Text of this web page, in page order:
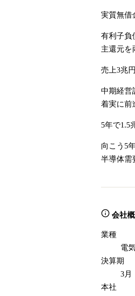
実質無借
有利子負
主還元を
売上3兆
中期経営
着実に前
5年で1.5
向こう5
半導体需
会社
業種
電
決算期
3月
本社